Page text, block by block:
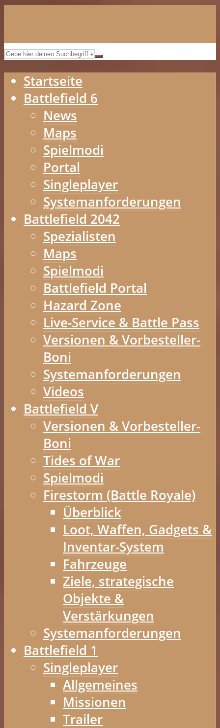
Startseite
Battlefield 6
News
Maps
Spielmodi
Portal
Singleplayer
Systemanforderungen
Battlefield 2042
Spezialisten
Maps
Spielmodi
Battlefield Portal
Hazard Zone
Live-Service & Battle Pass
Versionen & Vorbesteller-
Boni
Systemanforderungen
Videos
Battlefield V
Versionen & Vorbesteller-
Boni
Tides of War
Spielmodi
Firestorm (Battle Royale)
Überblick
Loot, Waffen, Gadgets &
Inventar-System
Fahrzeuge
Ziele, strategische
Objekte &
Verstärkungen
Systemanforderungen
Battlefield 1
Singleplayer
Allgemeines
Missionen
Trailer